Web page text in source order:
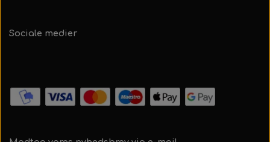
Sociale medier